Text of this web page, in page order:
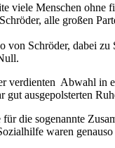
viele Menschen ohne
alle großen
von Schröder, dabei zu
verdienten Abwahl in
gut ausgepolsterten
die sogenannte
waren